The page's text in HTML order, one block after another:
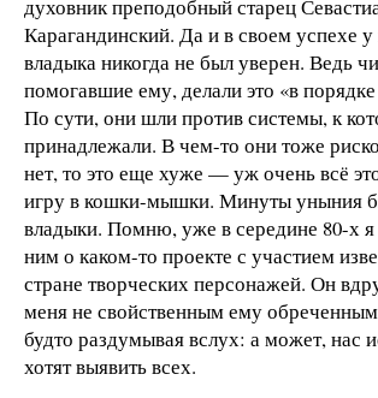
духовник преподобный старец
Карагандинский. Да и в своем успехе у
владыка никогда не был уверен. Ведь
помогавшие ему, делали это «в
По сути, они шли против системы, к
принадлежали. В чем-то они тоже
нет, то это еще хуже — уж очень всё
игру в кошки-мышки. Минуты уныния
владыки. Помню, уже в середине 80-х я
ним о каком-то проекте с участием
стране творческих персонажей. Он
меня не свойственным ему
будто раздумывая вслух: а может, нас
хотят выявить всех.